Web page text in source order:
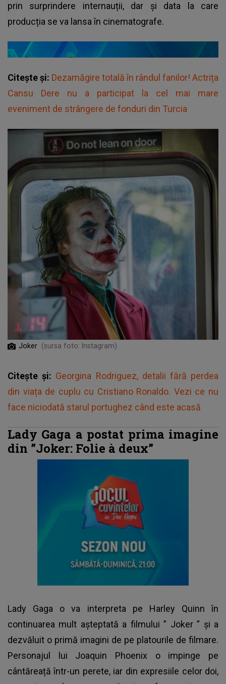
prin surprindere internauții, dar și data la care
producția se va lansa în cinematografe.
Citește și: Dezamăgire totală în rândul fanilor! Actrița
Cansu Dere nu a participat la cel mai mare
eveniment de strângere de fonduri din Turcia
Joker (sursa foto: Instagram)
Citește și: Georgina Rodriguez, detalii fără perdea
din viața de cuplu cu Cristiano Ronaldo. Vezi ce nu
face niciodată starul portughez când este acasă
Lady Gaga a postat prima imagine
din ”Joker: Folie à deux”
Lady Gaga o va interpreta pe Harley Quinn în
continuarea mult așteptată a filmului ” Joker” și a
dezvăluit o primă imagini de pe platourile de filmare.
Personajul lui Joaquin Phoenix o impinge pe
cântăreață într-un perete, iar din expresiile celor doi,